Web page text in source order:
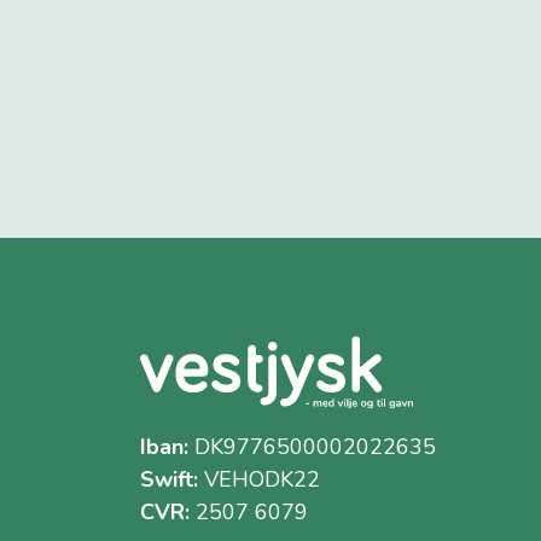
Iban:DK9776500002022635
Swift:VEHODK22
CVR:2507 6079